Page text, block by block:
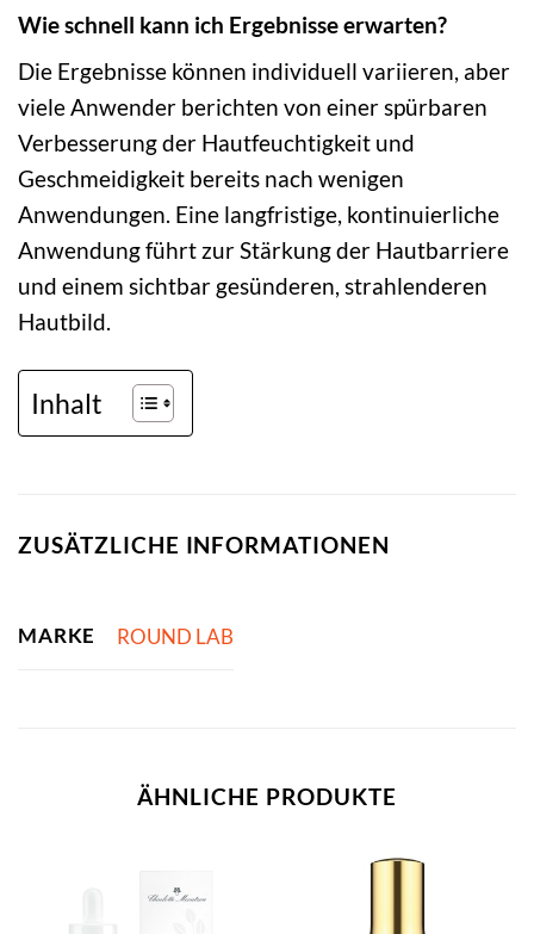
Wie schnell kann ich Ergebnisse erwarten?
Die Ergebnisse können individuell variieren, aber
viele Anwender berichten von einer spürbaren
Verbesserung der Hautfeuchtigkeit und
Geschmeidigkeit bereits nach wenigen
Anwendungen. Eine langfristige, kontinuierliche
Anwendung führt zur Stärkung der Hautbarriere
und einem sichtbar gesünderen, strahlenderen
Hautbild.
Inhalt
ZUSÄTZLICHE INFORMATIONEN
MARKE ROUND LAB
ÄHNLICHE PRODUKTE